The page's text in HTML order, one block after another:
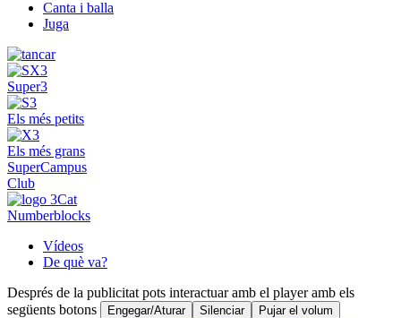
Canta i balla
Juga
Super3
Els més petits
Els més grans
SuperCampus
Club
Numberblocks
Vídeos
De què va?
Després de la publicitat pots interactuar amb el player amb els
següents botons
Engegar/Aturar Silenciar
Pujar el volum